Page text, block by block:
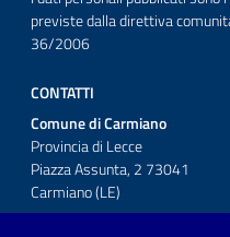
previste dalla direttiva
36/2006
CONTATTI
Comune di Carmiano
Provincia di Lecce
Piazza Assunta, 2 73041
Carmiano (LE)